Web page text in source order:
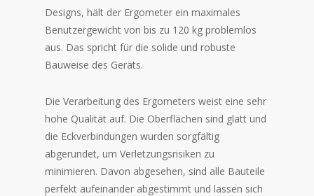
Designs, hält der Ergometer ein maximales
Benutzergewicht von bis zu 120 kg problemlos
aus. Das spricht für die solide und robuste
Bauweise des Geräts.
Die Verarbeitung des Ergometers weist eine sehr
hohe Qualität auf. Die Oberflächen sind glatt und
die Eckverbindungen wurden sorgfältig
abgerundet, um Verletzungsrisiken zu
minimieren. Davon abgesehen, sind alle Bauteile
perfekt aufeinander abgestimmt und lassen sich